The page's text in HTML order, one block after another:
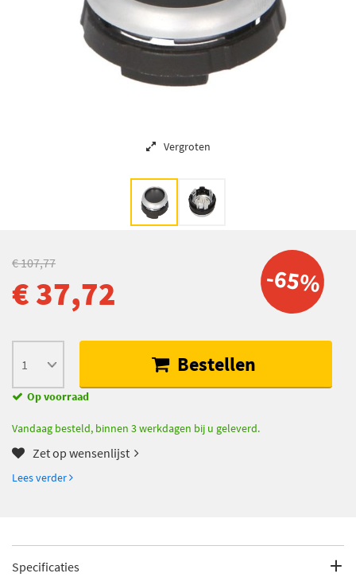
Vergroten
-65%
€ 107,77
€ 37,72
Bestellen
Op voorraad
Vandaag besteld, binnen 3 werkdagen bij u geleverd.
Zet op wensenlijst
Lees verder
Specificaties